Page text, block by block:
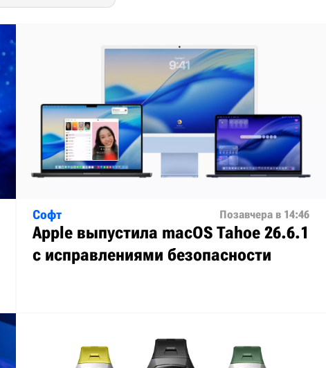
Софт Позавчера в 14:46
Apple выпустила macOS Tahoe 26.6.1
с исправлениями безопасности